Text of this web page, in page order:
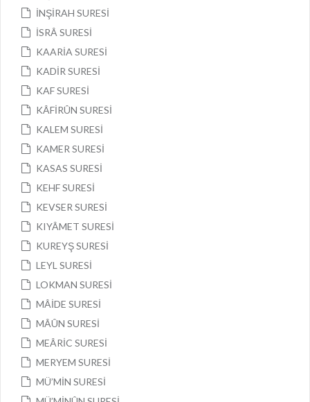
İNŞİRAH SURESİ
İSRÂ SURESİ
KAARİA SURESİ
KADİR SURESİ
KAF SURESİ
KÂFİRÛN SURESİ
KALEM SURESİ
KAMER SURESİ
KASAS SURESİ
KEHF SURESİ
KEVSER SURESİ
KIYÂMET SURESİ
KUREYŞ SURESİ
LEYL SURESİ
LOKMAN SURESİ
MÂİDE SURESİ
MÂÛN SURESİ
MEÂRİC SURESİ
MERYEM SURESİ
MÜ’MİN SURESİ